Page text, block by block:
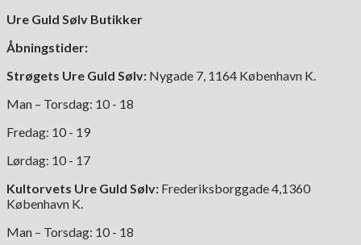
Ure Guld Sølv Butikker
Åbningstider:
Strøgets Ure Guld Sølv: Nygade 7, 1164 København K.
Man – Torsdag: 10 - 18
Fredag: 10 - 19
Lørdag: 10 - 17
Kultorvets Ure Guld Sølv: Frederiksborggade 4,1360
København K.
Man – Torsdag: 10 - 18